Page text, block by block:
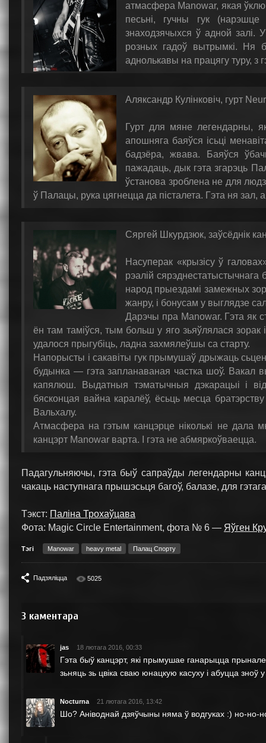
атмасфера Manowar, якая
песьні, гучны гук
знаходзячыхся ў адной залі.
розных гадоў вытрымкі. Ня
аднолькавы на працягу туру, з
Аляксандр Кулінковіч, гурт
Гурт для мяне легендарны,
апошняга баяўся ісьці
бадзёра, жвава. Баяўся
пажадаць, дык гэта згарэць
ўстанова зроблена не для
ў Палацы, рука цягнецца да пісталета. Гэта ня
Сяргей Шкурдзюк, заўсёднік
Насуперак «крызісу ў
рэалій сярэднестатыстычнага
народ прыездамі замежных
жанру, і бонусам у выглядзе
Дарэчы пра Manowar. Гэта як
ён там таміўся, тым больш у яго зьяўлялася
удалося прыгубіць, ладна захмялеўшы са старту.
Напорысты і сакавіты гук прымушаў дрыжаць
будынка — гэта запланаваная частка шоў. Вакал
капялюш. Выдатныя тэматычныя дэкарацыі і
бясконцая вайна каралёў, ёсьць месца
Вальхалу.
Атмасфера на гэтым канцэрце ніколькі не
канцэрт Manowar варта. І гэта не абмяркоўваецца.
Падагульняючы, гэта быў сапраўды легендарны
чакаць наступнага прышэсьця багоў, балазе, для
Тэкст: Паліна Трохаўцава
Фота: Magic Circle Entertainment, фота № 6 — Яўген
Тэгі Manowar heavy metal Палац Спорту
Падзяліцца 5025
3 каментара
jas 18 лютага 2016, 00:33
Гэта быў канцэрт, які прымушае ганарыцца
зьняць зь цвіка сваю юнацкую касуху і абуцца зноў
Nocturna 21 лютага 2016, 13:42
Шо? Аніводнай дзяўчыны няма ў водгуках :) но-но-